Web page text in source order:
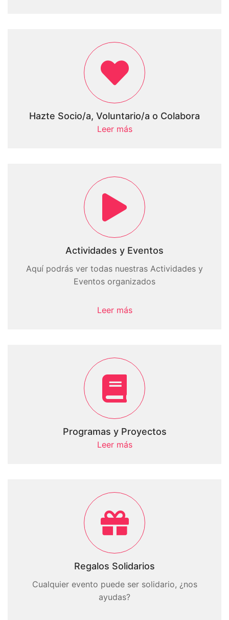
Hazte Socio/a, Voluntario/a o Colabora
Leer más
Actividades y Eventos
Aquí podrás ver todas nuestras Actividades y
Eventos organizados
Leer más
Programas y Proyectos
Leer más
Regalos Solidarios
Cualquier evento puede ser solidario, ¿nos
ayudas?